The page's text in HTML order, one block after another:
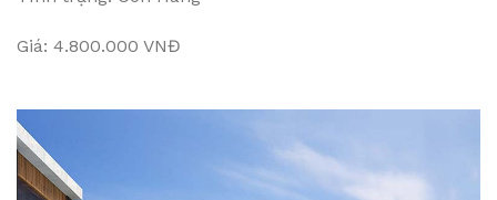
Giá: 4.800.000 VNĐ